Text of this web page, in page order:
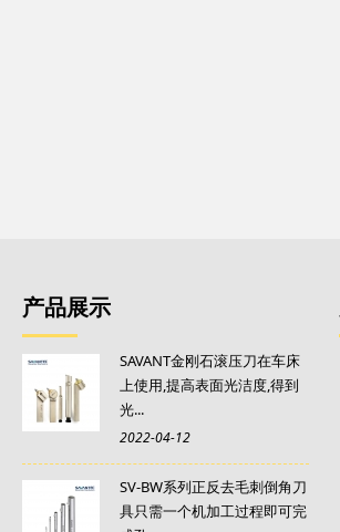
产品展示
SAVANT金刚石滚压刀在车床
上使用,提高表面光洁度,得到
光...
2022-04-12
SV-BW系列正反去毛刺倒角刀
具只需一个机加工过程即可完